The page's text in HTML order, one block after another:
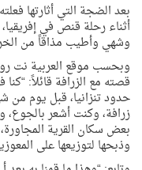
بعد الضجة التي أثارتها
أثناء رحلة قنص في
وشهي وأطيب مذاقاً من
قصته مع الزرافة قائلاً:
حدود تنزانيا، قبل يوم من
زرافة، وكنت أشعر بالجوع،
بعض سكان القرية
وذبحها لتوزيعها على